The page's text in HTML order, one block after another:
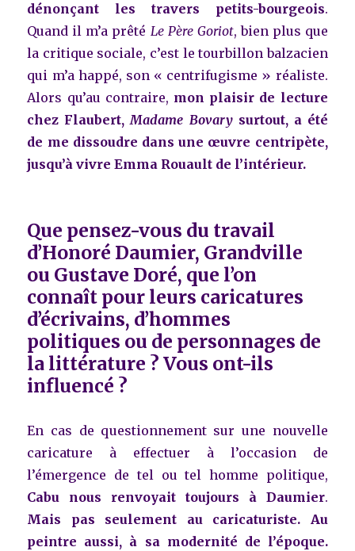
dénonçant les travers petits-bourgeois.
Quand il m’a prêté Le Père Goriot, bien plus que
la critique sociale, c’est le tourbillon balzacien
qui m’a happé, son « centrifugisme » réaliste.
Alors qu’au contraire, mon plaisir de lecture
chez Flaubert,Madame Bovarysurtout, a été
de me dissoudre dans une œuvre centripète,
jusqu’à vivre Emma Rouault de l’intérieur.
Que pensez-vous du travail
d’Honoré Daumier, Grandville
ou Gustave Doré, que l’on
connaît pour leurs caricatures
d’écrivains, d’hommes
politiques ou de personnages de
la littérature ? Vous ont-ils
influencé ?
En cas de questionnement sur une nouvelle
caricature à effectuer à l’occasion de
l’émergence de tel ou tel homme politique,
Cabu nous renvoyait toujours à Daumier.
Mais pas seulement au caricaturiste. Au
peintre aussi, à sa modernité de l’époque.